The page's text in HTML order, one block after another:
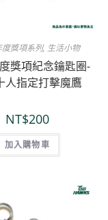
獎項系列, 生活小物
獎項紀念鑰匙圈-
人指定打擊魔鷹
NT$200
加入購物車